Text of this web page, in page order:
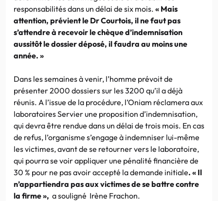
responsabilités dans un délai de six mois. « Mais
attention, prévient le Dr Courtois, il ne faut pas
s’attendre à recevoir le chèque d’indemnisation
aussitôt le dossier déposé, il faudra au moins une
année. »
Dans les semaines à venir, l’homme prévoit de
présenter 2000 dossiers sur les 3200 qu’il a déjà
réunis. A l’issue de la procédure, l’Oniam réclamera aux
laboratoires Servier une proposition d’indemnisation,
qui devra être rendue dans un délai de trois mois. En cas
de refus, l’organisme s’engage à indemniser lui-même
les victimes, avant de se retourner vers le laboratoire,
qui pourra se voir appliquer une pénalité financière de
30 % pour ne pas avoir accepté la demande initiale. « Il
n’appartiendra pas aux victimes de se battre contre
la firme », a souligné Irène Frachon.